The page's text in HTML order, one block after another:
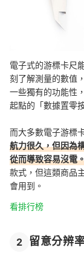
電子式的游標卡尺
刻了解測量的數值
一些獨有的功能性
起點的「數據置零
而大多數電子游標
航力很久，但因為
從而導致容易沒電
款式，但這類商品
會用到。
看排行榜
2 留意分辨